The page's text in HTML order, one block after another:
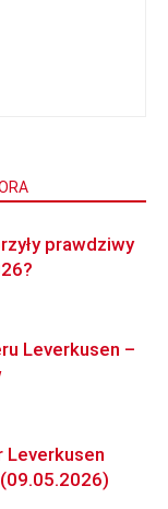
prawdziwy
Leverkusen –